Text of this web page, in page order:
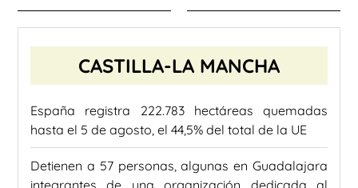
CASTILLA-LA MANCHA
España registra 222.783 hectáreas quemadas
hasta el 5 de agosto, el 44,5% del total de la UE
Detienen a 57 personas, algunas en Guadalajara